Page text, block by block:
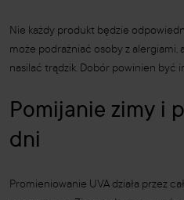
Nie każdy produkt będzie
może podrażniać osoby z alergiami,
nasilać trądzik. Dobór powinien być
Pomijanie zimy i
dni
Promieniowanie UVA działa przez